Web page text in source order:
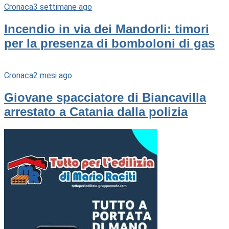
Cronaca3 settimane ago
Incendio in via dei Mandorli: timori
per la presenza di bomboloni di gas
Cronaca2 mesi ago
Giovane spacciatore di Biancavilla
arrestato a Catania dalla polizia